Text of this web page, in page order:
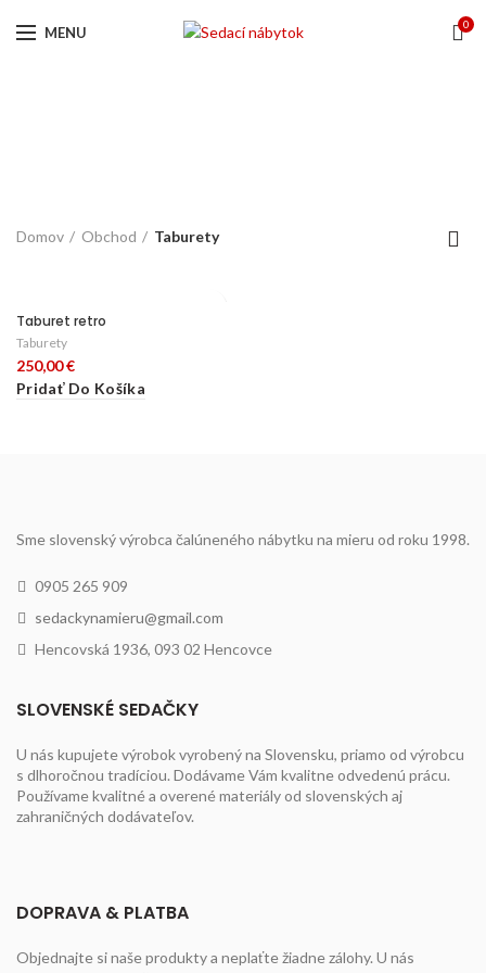
MENU 0
Domov Obchod Taburety
Taburet retro
Taburety
250,00€
Pridať Do Košíka
Sme slovenský výrobca čalúneného nábytku na mieru od roku 1998.
0905 265 909
sedackynamieru@gmail.com
Hencovská 1936, 093 02 Hencovce
SLOVENSKÉ SEDAČKY
U nás kupujete výrobok vyrobený na Slovensku, priamo od výrobcu
s dlhoročnou tradíciou. Dodávame Vám kvalitne odvedenú prácu.
Používame kvalitné a overené materiály od slovenských aj
zahraničných dodávateľov.
DOPRAVA & PLATBA
Objednajte si naše produkty a neplaťte žiadne zálohy. U nás